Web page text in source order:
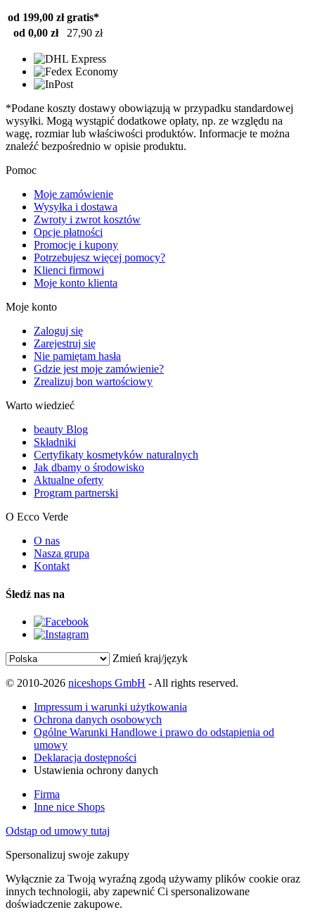
od 199,00 zł gratis*
od 0,00 zł
27,90 zł
*Podane koszty dostawy obowiązują w przypadku standardowej
wysyłki. Mogą wystąpić dodatkowe opłaty, np. ze względu na
wagę, rozmiar lub właściwości produktów. Informacje te można
znaleźć bezpośrednio w opisie produktu.
Pomoc
Moje zamówienie
Wysyłka i dostawa
Zwroty i zwrot kosztów
Opcje płatności
Promocje i kupony
Potrzebujesz więcej pomocy?
Klienci firmowi
Moje konto klienta
Moje konto
Zaloguj się
Zarejestruj się
Nie pamiętam hasła
Gdzie jest moje zamówienie?
Zrealizuj bon wartościowy
Warto wiedzieć
beauty Blog
Składniki
Certyfikaty kosmetyków naturalnych
Jak dbamy o środowisko
Aktualne oferty
Program partnerski
O Ecco Verde
O nas
Nasza grupa
Kontakt
Śledź nas na
Zmień kraj/język
© 2010-2026 niceshops GmbH - All rights reserved.
Impressum i warunki użytkowania
Ochrona danych osobowych
Ogólne Warunki Handlowe i prawo do odstąpienia od
umowy
Deklaracja dostępności
Ustawienia ochrony danych
Firma
Inne nice Shops
Odstąp od umowy tutaj
Spersonalizuj swoje zakupy
Wyłącznie za Twoją wyraźną zgodą używamy plików cookie oraz
innych technologii, aby zapewnić Ci spersonalizowane
doświadczenie zakupowe.